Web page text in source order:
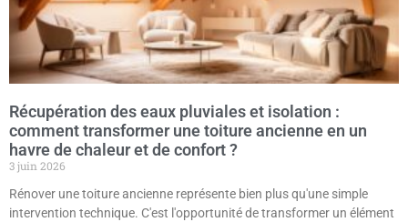
Récupération des eaux pluviales et isolation :
comment transformer une toiture ancienne en un
havre de chaleur et de confort ?
3 juin 2026
Rénover une toiture ancienne représente bien plus qu'une simple
intervention technique. C'est l'opportunité de transformer un élément